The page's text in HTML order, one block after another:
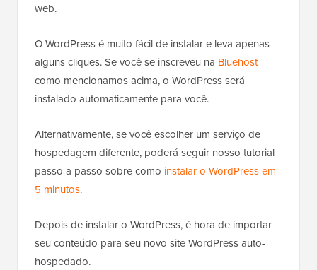
web.
O WordPress é muito fácil de instalar e leva apenas
alguns cliques. Se você se inscreveu na Bluehost
como mencionamos acima, o WordPress será
instalado automaticamente para você.
Alternativamente, se você escolher um serviço de
hospedagem diferente, poderá seguir nosso tutorial
passo a passo sobre como instalar o WordPress em
5 minutos.
Depois de instalar o WordPress, é hora de importar
seu conteúdo para seu novo site WordPress auto-
hospedado.